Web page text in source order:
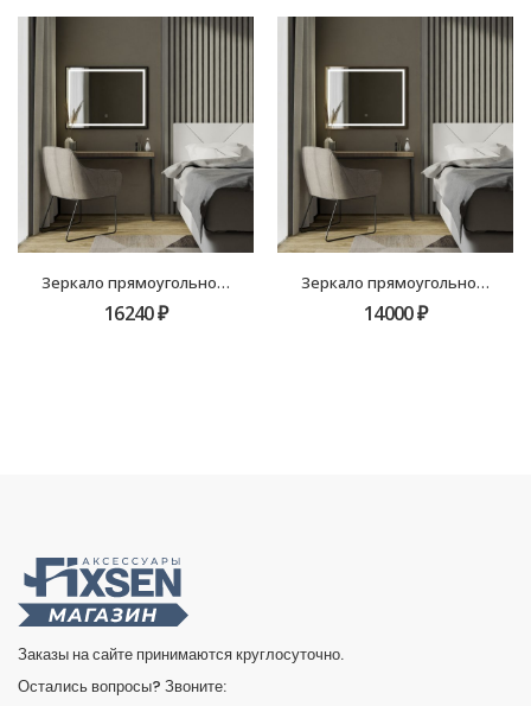
Зеркало прямоугольное 100х80 черное с подсветкой Fixsen LED FX-2100B
16240₽
Зеркало прямоугольное 90х70 золото-сатин с подсветкой Fixsen LED FX-2090G
14000₽
Заказы на сайте принимаются круглосуточно.
Остались вопросы? Звоните: